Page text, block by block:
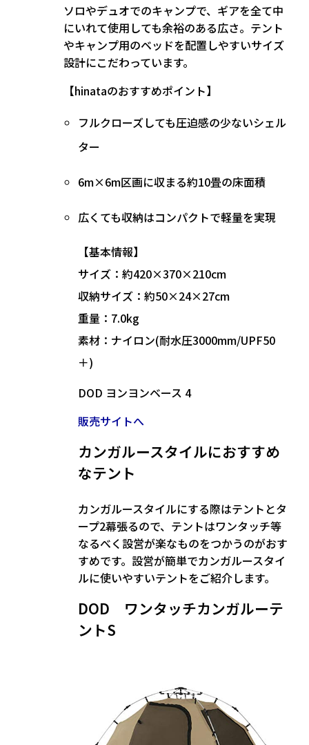
ソロやデュオでのキャンプで、ギアを全て中
にいれて使用しても余裕のある広さ。テント
やキャンプ用のベッドを配置しやすいサイズ
設計にこだわっています。
【hinataのおすすめポイント】
フルクローズしても圧迫感の少ないシェル
ター
6m×6m区画に収まる約10畳の床面積
広くても収納はコンパクトで軽量を実現
【基本情報】
サイズ：約420×370×210cm
収納サイズ：約50×24×27cm
重量：7.0kg
素材：ナイロン(耐水圧3000mm/UPF50
＋)
DOD ヨンヨンベース 4
販売サイトへ
カンガルースタイルにおすすめ
なテント
カンガルースタイルにする際はテントとタ
ープ2幕張るので、テントはワンタッチ等
なるべく設営が楽なものをつかうのがおす
すめです。設営が簡単でカンガルースタイ
ルに使いやすいテントをご紹介します。
DOD ワンタッチカンガルーテ
ントS